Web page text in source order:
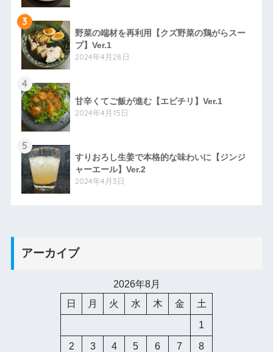
3
野菜の端材を再利用【クズ野菜の鶏がらスー
プ】Ver.1
2024年4月28日
4
甘辛くてご飯が進む【エビチリ】Ver.1
2024年4月15日
5
すりおろし生姜で本格的な味わいに【ジンジ
ャーエール】Ver.2
2024年4月3日
アーカイブ
2026年8月
日
月 火 水 木 金 土
1
2 3 4 5 6 7 8